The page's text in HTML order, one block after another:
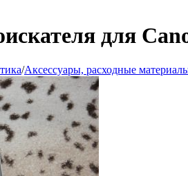
для
/Аксессуары, расходные